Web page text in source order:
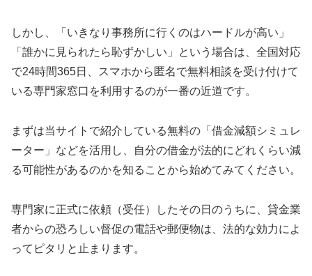
しかし、「いきなり事務所に行くのはハードルが高い」
「誰かに見られたら恥ずかしい」という場合は、全国対応
で24時間365日、スマホから匿名で無料相談を受け付けて
いる専門家窓口を利用するのが一番の近道です。
まずは当サイトで紹介している無料の「借金減額シミュレ
ーター」などを活用し、自分の借金が法的にどれくらい減
る可能性があるのかを知ることから始めてみてください。
専門家に正式に依頼（受任）したその日のうちに、貸金業
者からの恐ろしい督促の電話や郵便物は、法的な効力によ
ってピタリと止まります。